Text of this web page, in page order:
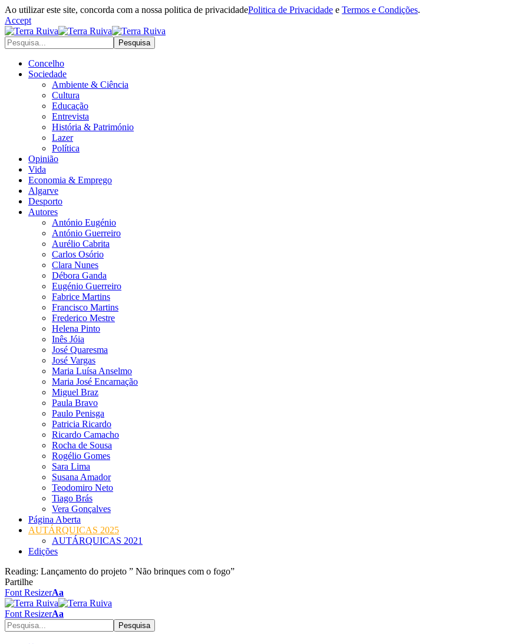
Ao utilizar este site, concorda com a nossa politica de privacidadePolitica de Privacidade e Termos e Condições.
Accept
Concelho
Sociedade
Ambiente & Ciência
Cultura
Educação
Entrevista
História & Património
Lazer
Política
Opinião
Vida
Economia & Emprego
Algarve
Desporto
Autores
António Eugénio
António Guerreiro
Aurélio Cabrita
Carlos Osório
Clara Nunes
Débora Ganda
Eugénio Guerreiro
Fabrice Martins
Francisco Martins
Frederico Mestre
Helena Pinto
Inês Jóia
José Quaresma
José Vargas
Maria Luísa Anselmo
Maria José Encarnação
Miguel Braz
Paula Bravo
Paulo Penisga
Patricia Ricardo
Ricardo Camacho
Rocha de Sousa
Rogélio Gomes
Sara Lima
Susana Amador
Teodomiro Neto
Tiago Brás
Vera Gonçalves
Página Aberta
AUTÁRQUICAS 2025
AUTÁRQUICAS 2021
Edições
Reading: Lançamento do projeto ” Não brinques com o fogo”
Partilhe
Font ResizerAa
Font ResizerAa